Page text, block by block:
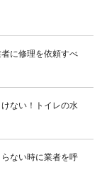
に修理を依頼すべ
ない！トイレの水
ない時に業者を呼